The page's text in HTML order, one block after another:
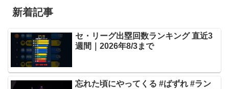
新着記事
セ・リーグ出塁回数ランキング 直近3
週間｜2026年8/3まで
忘れた頃にやってくる #ばずれ #ラン